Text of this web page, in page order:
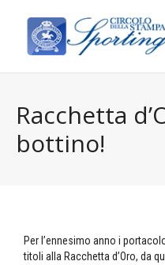
Racchetta
bottino!
Per l’ennesimo anno i
titoli alla Racchetta d’Oro, da